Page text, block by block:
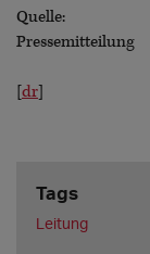
Quelle:
Pressemitteilung
[dr]
Tags
Leitung